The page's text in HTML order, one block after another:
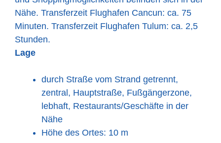
Nähe. Transferzeit Flughafen Cancun: ca. 75
Minuten. Transferzeit Flughafen Tulum: ca. 2,5
Stunden.
Lage
durch Straße vom Strand getrennt,
zentral, Hauptstraße, Fußgängerzone,
lebhaft, Restaurants/Geschäfte in der
Nähe
Höhe des Ortes: 10 m